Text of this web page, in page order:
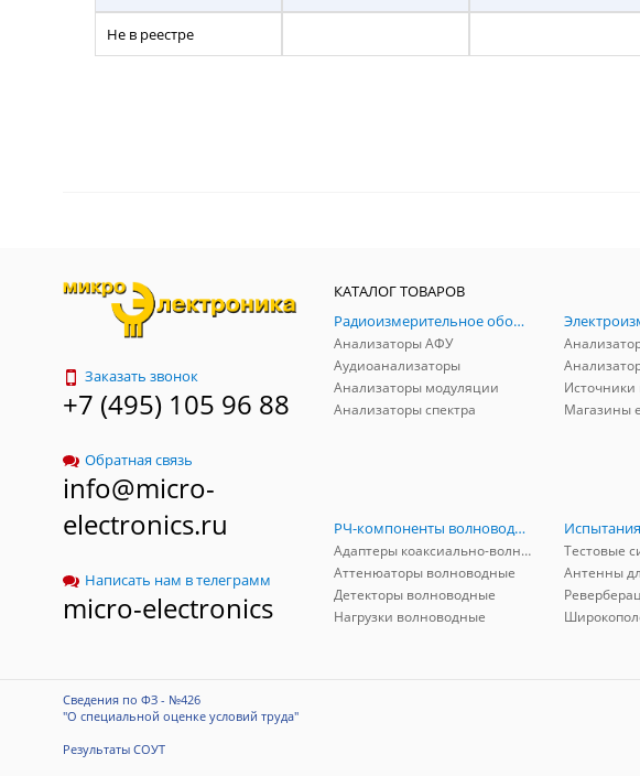
Не в реестре
Заказать звонок
+7 (495) 105 96 88
Обратная связь
info@micro-
electronics.ru
Написать нам в телеграмм
micro-electronics
КАТАЛОГ ТОВАРОВ
Радиоизмерительное оборудование
Анализаторы АФУ
Аудиоанализаторы
Анализаторы модуляции
Анализаторы спектра
Источники
Магазины
РЧ-компоненты волноводные
Адаптеры коаксиально-волноводные
Аттенюаторы волноводные
Детекторы волноводные
Нагрузки волноводные
Сведения по ФЗ - №426
"О специальной оценке условий труда"
Результаты СОУТ